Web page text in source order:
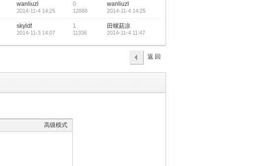
wanliuzl
2014-11-4 14:25
0
12888
wanliuzl
2014-11-4 14:25
skyldf
2014-11-3 14:07
1
11336
田螺菇凉
2014-11-4 11:47
返 回
高级模式